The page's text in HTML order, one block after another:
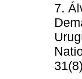
7.